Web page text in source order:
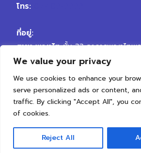
We value your privacy
We use cookies to enhance your
serve personalized ads or content,
traffic. By clicking "Accept All", you
of cookies.
Reject All
โทร:
ที่อยู่:
สาขา พญาไทชั้น 33 อาคารพญาไทพล
พญาไท) ถนนพญาไท เขตราชเทวี กรุง
10400
สาขา เจริญนครถนนเจริญนคร ตรงข้า
50 แขวงสำเหร่ เขตธนบุรี กรุงเทพม